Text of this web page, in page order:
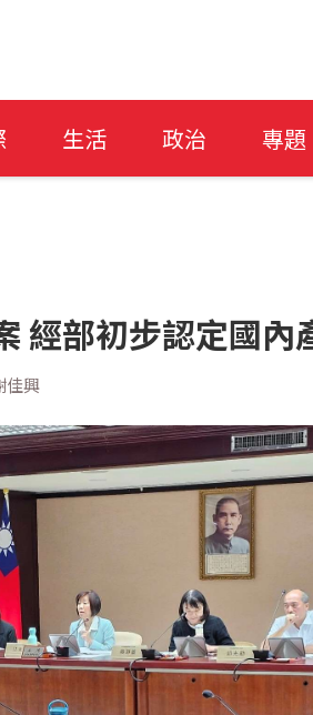
生活 政治 專題
經部初步認定國內
佳興